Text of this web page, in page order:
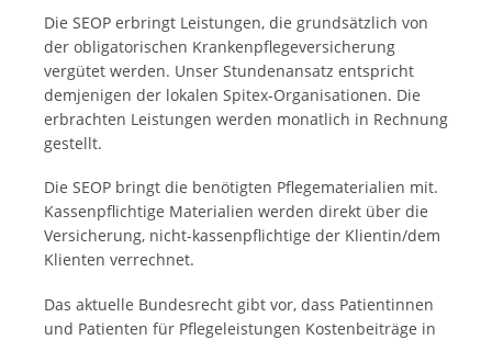
Die SEOP erbringt Leistungen, die grundsätzlich von
der obligatorischen Krankenpflegeversicherung
vergütet werden. Unser Stundenansatz entspricht
demjenigen der lokalen Spitex-Organisationen. Die
erbrachten Leistungen werden monatlich in Rechnung
gestellt.
Die SEOP bringt die benötigten Pflegematerialien mit.
Kassenpflichtige Materialien werden direkt über die
Versicherung, nicht-kassenpflichtige der Klientin/dem
Klienten verrechnet.
Das aktuelle Bundesrecht gibt vor, dass Patientinnen
und Patienten für Pflegeleistungen Kostenbeiträge in